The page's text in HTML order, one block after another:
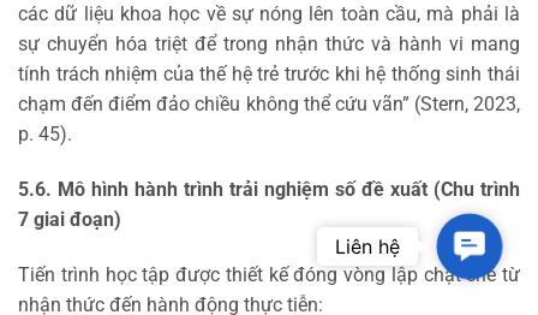
các dữ liệu khoa học về sự nóng lên toàn cầu, mà phải là
sự chuyển hóa triệt để trong nhận thức và hành vi mang
tính trách nhiệm của thế hệ trẻ trước khi hệ thống sinh thái
chạm đến điểm đảo chiều không thể cứu vãn” (Stern, 2023,
p. 45).
5.6. Mô hình hành trình trải nghiệm số đề xuất (Chu trình
7 giai đoạn)
Tiến trình học tập được thiết kế đóng vòng lập chặt chẽ từ
nhận thức đến hành động thực tiễn:
Liên hệ